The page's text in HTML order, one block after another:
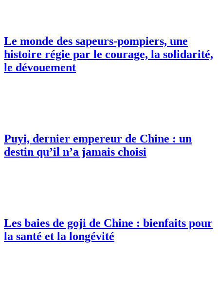
Le monde des sapeurs-pompiers, une
histoire régie par le courage, la solidarité,
le dévouement
Puyi, dernier empereur de Chine : un
destin qu’il n’a jamais choisi
Les baies de goji de Chine : bienfaits pour
la santé et la longévité